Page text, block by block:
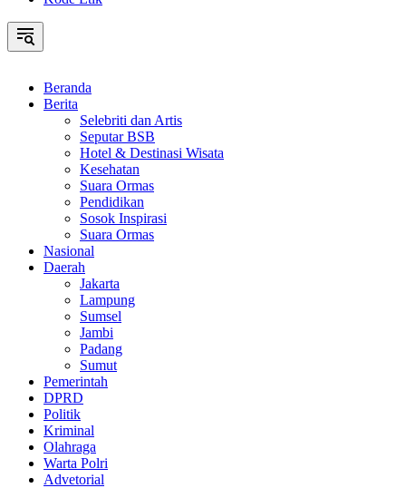
Beranda
Berita
Selebriti dan Artis
Seputar BSB
Hotel & Destinasi Wisata
Kesehatan
Suara Ormas
Pendidikan
Sosok Inspirasi
Suara Ormas
Nasional
Daerah
Jakarta
Lampung
Sumsel
Jambi
Padang
Sumut
Pemerintah
DPRD
Politik
Kriminal
Olahraga
Warta Polri
Advetorial